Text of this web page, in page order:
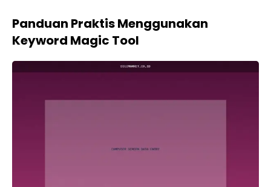
Panduan Praktis Menggunakan
Keyword Magic Tool